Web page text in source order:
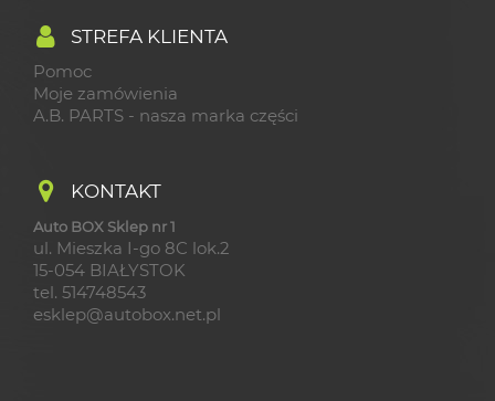
STREFA KLIENTA
Pomoc
Moje zamówienia
A.B. PARTS - nasza marka części
KONTAKT
Auto BOX Sklep nr 1
ul. Mieszka I-go 8C lok.2
15-054 BIAŁYSTOK
tel. 514748543
esklep@autobox.net.pl